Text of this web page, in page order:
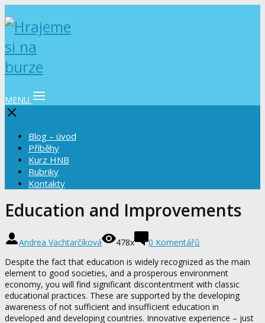
MENU
Blog – úvod
Příběhy
Kurz HNB
Rubriky
Kontakty
Education and Improvements
Andrea Vachtarčíková 478x
0 Komentářů
Despite the fact that education is widely recognized as the main
element to good societies, and a prosperous environment
economy, you will find significant discontentment with classic
educational practices. These are supported by the developing
awareness of not sufficient and insufficient education in
developed and developing countries. Innovative experience – just